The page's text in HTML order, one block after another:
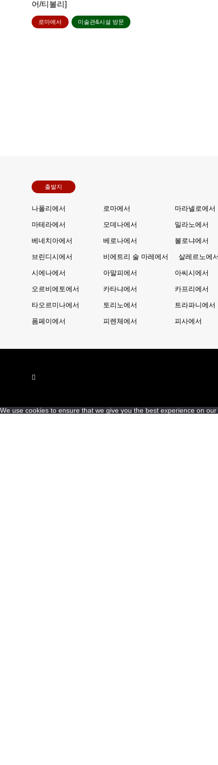
어/티볼리]
로마에서 미술관&시설 방문
출발지
나폴리에서 로마에서 마라넬로에서
마테라에서 모데나에서 밀라노에서
베네치아에서 베로나에서 볼로냐에서
브린디시에서 비에트리 술 마레에서 살레르노에
시에나에서 아말피에서 아씨시에서
오르비에토에서 카타냐에서 카프리에서
타오르미나에서 토리노에서 트라파니에서
폼페이에서 피렌체에서 피사에서
We use cookies to ensure that we give you the best experience on